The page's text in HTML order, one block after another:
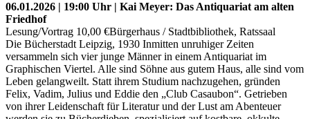
06.01.2026 | 19:00 Uhr | Kai Meyer: Das Antiquariat am alten
Friedhof
Lesung/Vortrag 10,00 €Bürgerhaus / Stadtbibliothek, Ratssaal
Die Bücherstadt Leipzig, 1930 Inmitten unruhiger Zeiten
versammeln sich vier junge Männer in einem Antiquariat im
Graphischen Viertel. Alle sind Söhne aus gutem Haus, alle sind vom
Leben gelangweilt. Statt ihrem Studium nachzugehen, gründen
Felix, Vadim, Julius und Eddie den „Club Casaubon“. Getrieben
von ihrer Leidenschaft für Literatur und der Lust am Abenteuer